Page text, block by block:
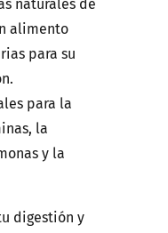
naturales de
alimento
para su
para la
la
y la
digestión y